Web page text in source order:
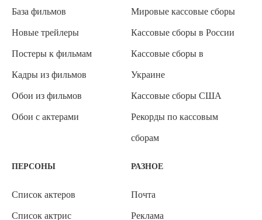
База фильмов
Новые трейлеры
Постеры к фильмам
Кадры из фильмов
Обои из фильмов
Обои с актерами
Мировые кассовые сборы
Кассовые сборы в России
Кассовые сборы в
Украине
Кассовые сборы США
Рекорды по кассовым
сборам
ПЕРСОНЫ
Список актеров
Список актрис
РАЗНОЕ
Почта
Реклама